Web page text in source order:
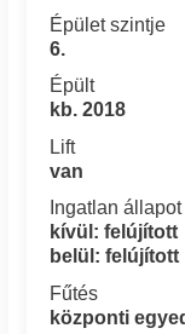
Épület szintje
6.
Épült
kb. 2018
Lift
van
Ingatlan állapot
kívül: felújított
belül: felújított
Fűtés
központi